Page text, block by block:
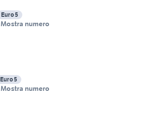
Euro 5
Mostra numero
Euro 5
Mostra numero